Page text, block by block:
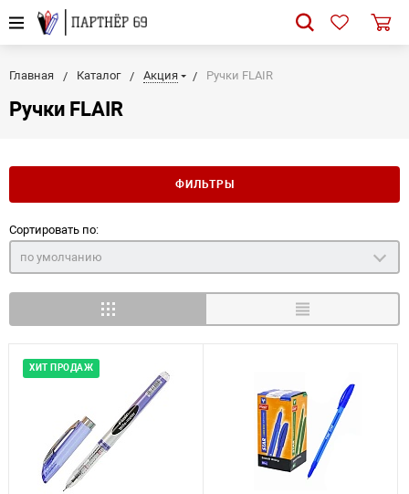
Главная Каталог Акция Ручки FLAIR
Ручки FLAIR
ФИЛЬТРЫ
Сортировать по:
по умолчанию
ХИТ ПРОДАЖ